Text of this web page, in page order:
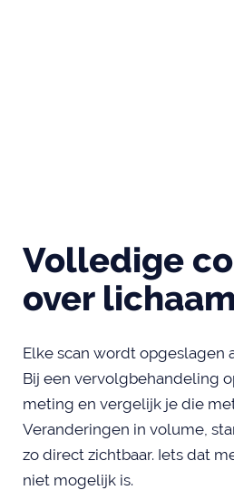
Volledige
over
Elke scan wordt opgeslagen
Bij een vervolgbehandeling
meting en vergelijk je die
Veranderingen in volume,
zo direct zichtbaar. Iets dat
niet mogelijk is.